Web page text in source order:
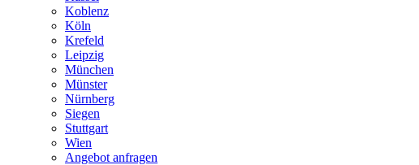
Koblenz
Köln
Krefeld
Leipzig
München
Münster
Nürnberg
Siegen
Stuttgart
Wien
Angebot anfragen